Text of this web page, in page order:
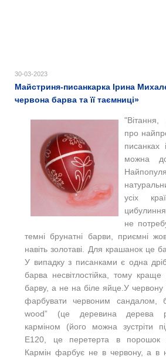
30-03-2023
Майстриня-писанкарка Ірина
червона барва та її таємниці»
"Вітання,
про
писанках
можна
усіх
не
темні брунатні барви, приємні
навіть золотаві. Для крашанок це
У випадку з писанками є одна
барва несвітлостійка, тому
барву, а не на біле яйце.У
фарбувати червоним сандалом,
wood” (це деревина дерева
карміном (його можна зустріти
Е120, це перетерта в порошок
Кармін фарбує не в червону, а в